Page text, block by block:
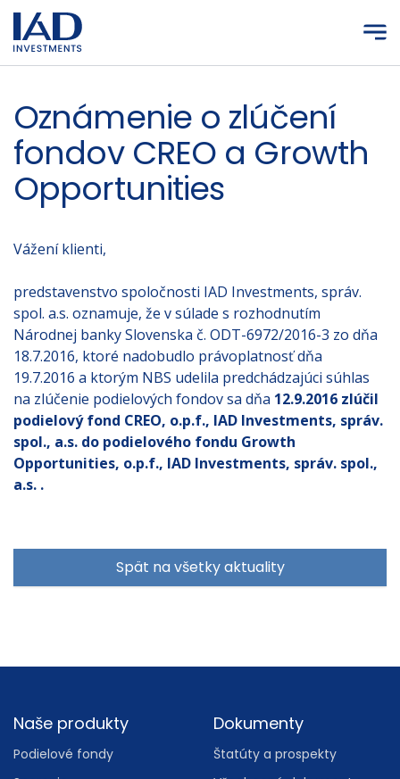
Prejsť na hlavný obsah
Oznámenie o zlúčení
fondov CREO a Growth
Opportunities
Vážení klienti,
predstavenstvo spoločnosti IAD Investments, správ.
spol. a.s. oznamuje, že v súlade s rozhodnutím
Národnej banky Slovenska č. ODT-6972/2016-3 zo dňa
18.7.2016, ktoré nadobudlo právoplatnosť dňa
19.7.2016 a ktorým NBS udelila predchádzajúci súhlas
na zlúčenie podielových fondov sa dňa 12.9.2016 zlúčil
podielový fond CREO, o.p.f., IAD Investments, správ.
spol., a.s. do podielového fondu Growth
Opportunities, o.p.f., IAD Investments, správ. spol.,
a.s. .
Spät na všetky aktuality
Footer
Naše produkty
Podielové fondy
Dokumenty
Štatúty a prospekty